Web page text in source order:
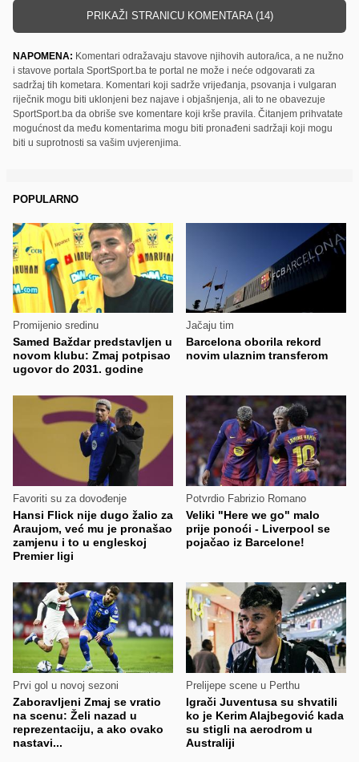
PRIKAŽI STRANICU KOMENTARA (14)
NAPOMENA: Komentari odražavaju stavove njihovih autora/ica, a ne nužno
i stavove portala SportSport.ba te portal ne može i neće odgovarati za
sadržaj tih kometara. Komentari koji sadrže vrijeđanja, psovanja i vulgaran
riječnik mogu biti uklonjeni bez najave i objašnjenja, ali to ne obavezuje
SportSport.ba da obriše sve komentare koji krše pravila. Čitanjem prihvatate
mogućnost da među komentarima mogu biti pronađeni sadržaji koji mogu
biti u suprotnosti sa vašim uvjerenjima.
POPULARNO
Promijenio sredinu
Samed Baždar predstavljen u
novom klubu: Zmaj potpisao
ugovor do 2031. godine
Jačaju tim
Barcelona oborila rekord
novim ulaznim transferom
Favoriti su za dovođenje
Hansi Flick nije dugo žalio za
Araujom, već mu je pronašao
zamjenu i to u engleskoj
Premier ligi
Potvrdio Fabrizio Romano
Veliki "Here we go" malo
prije ponoći - Liverpool se
pojačao iz Barcelone!
Prvi gol u novoj sezoni
Zaboravljeni Zmaj se vratio
na scenu: Želi nazad u
reprezentaciju, a ako ovako
nastavi...
Prelijepe scene u Perthu
Igrači Juventusa su shvatili
ko je Kerim Alajbegović kada
su stigli na aerodrom u
Australiji